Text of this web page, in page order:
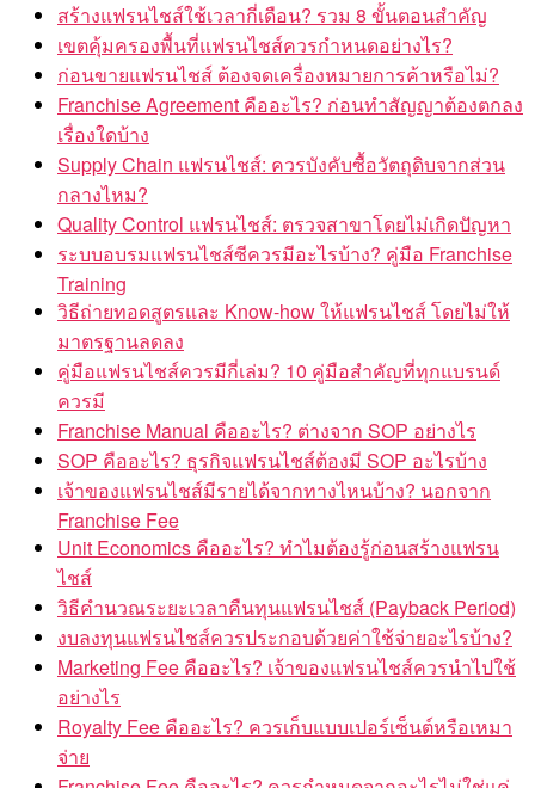
สร้างแฟรนไชส์ใช้เวลากี่เดือน? รวม 8 ขั้นตอนสำคัญ
เขตคุ้มครองพื้นที่แฟรนไชส์ควรกำหนดอย่างไร?
ก่อนขายแฟรนไชส์ ต้องจดเครื่องหมายการค้าหรือไม่?
Franchise Agreement คืออะไร? ก่อนทำสัญญาต้องตกลง
เรื่องใดบ้าง
Supply Chain แฟรนไชส์: ควรบังคับซื้อวัตถุดิบจากส่วน
กลางไหม?
Quality Control แฟรนไชส์: ตรวจสาขาโดยไม่เกิดปัญหา
ระบบอบรมแฟรนไชส์ซีควรมีอะไรบ้าง? คู่มือ Franchise
Training
วิธีถ่ายทอดสูตรและ Know-how ให้แฟรนไชส์ โดยไม่ให้
มาตรฐานลดลง
คู่มือแฟรนไชส์ควรมีกี่เล่ม? 10 คู่มือสำคัญที่ทุกแบรนด์
ควรมี
Franchise Manual คืออะไร? ต่างจาก SOP อย่างไร
SOP คืออะไร? ธุรกิจแฟรนไชส์ต้องมี SOP อะไรบ้าง
เจ้าของแฟรนไชส์มีรายได้จากทางไหนบ้าง? นอกจาก
Franchise Fee
Unit Economics คืออะไร? ทำไมต้องรู้ก่อนสร้างแฟรน
ไชส์
วิธีคำนวณระยะเวลาคืนทุนแฟรนไชส์ (Payback Period)
งบลงทุนแฟรนไชส์ควรประกอบด้วยค่าใช้จ่ายอะไรบ้าง?
Marketing Fee คืออะไร? เจ้าของแฟรนไชส์ควรนำไปใช้
อย่างไร
Royalty Fee คืออะไร? ควรเก็บแบบเปอร์เซ็นต์หรือเหมา
จ่าย